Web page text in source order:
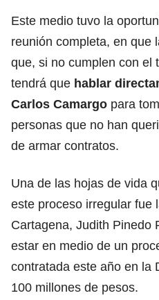
Este medio tuvo la
reunión completa, en que
que, si no cumplen con el
tendrá que hablar
Carlos Camargo para
personas que no han
de armar contratos.
Una de las hojas de vida
este proceso irregular fue
Cartagena, Judith Pinedo
estar en medio de un
contratada este año en la
100 millones de pesos.